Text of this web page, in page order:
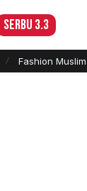
serbu 3.3
Fashion Muslim